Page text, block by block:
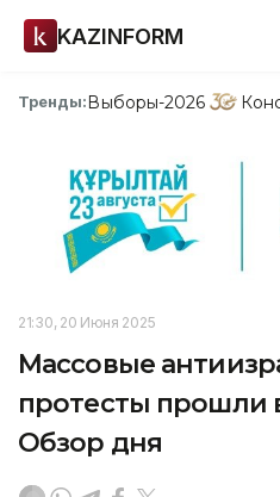
KAZINFORM
Тренды:Выборы-2026
21:30, 20 Июня 2025
Массовые
протесты прошли
Обзор дня